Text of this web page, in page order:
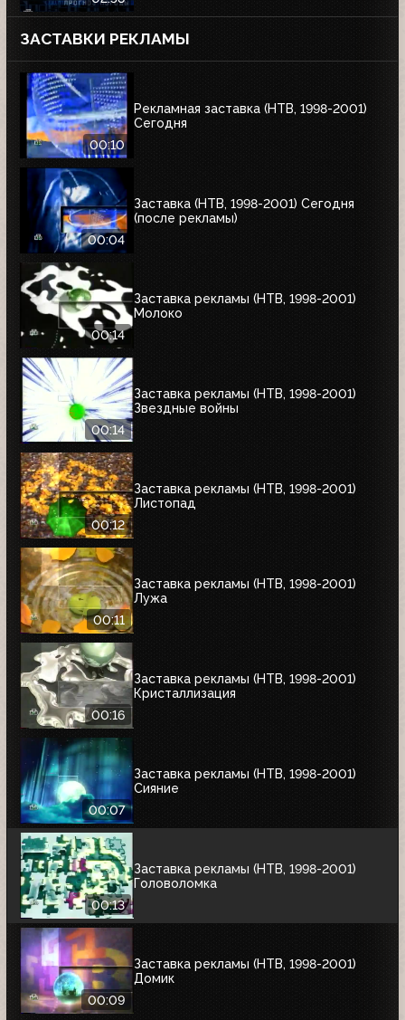
ЗАСТАВКИ РЕКЛАМЫ
00:10
Рекламная заставка (НТВ, 1998-2001)
Сегодня
00:04
Заставка (НТВ, 1998-2001) Сегодня
(после рекламы)
00:14
Заставка рекламы (НТВ, 1998-2001)
Молоко
00:14
Заставка рекламы (НТВ, 1998-2001)
Звездные войны
00:12
Заставка рекламы (НТВ, 1998-2001)
Листопад
00:11
Заставка рекламы (НТВ, 1998-2001)
Лужа
00:16
Заставка рекламы (НТВ, 1998-2001)
Кристаллизация
00:07
Заставка рекламы (НТВ, 1998-2001)
Сияние
00:13
Заставка рекламы (НТВ, 1998-2001)
Головоломка
00:09
Заставка рекламы (НТВ, 1998-2001)
Домик